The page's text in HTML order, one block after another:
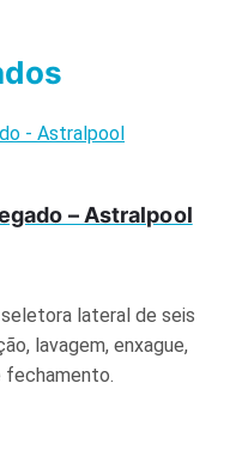
– Astralpool
lateral de seis
lavagem, enxague,
fechamento.